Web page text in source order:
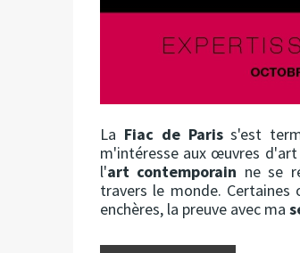
La Fiac de Pariss'est
m'intéresse aux œuvres
l'art contemporain ne se
travers le monde.
enchères, la preuve avec ma